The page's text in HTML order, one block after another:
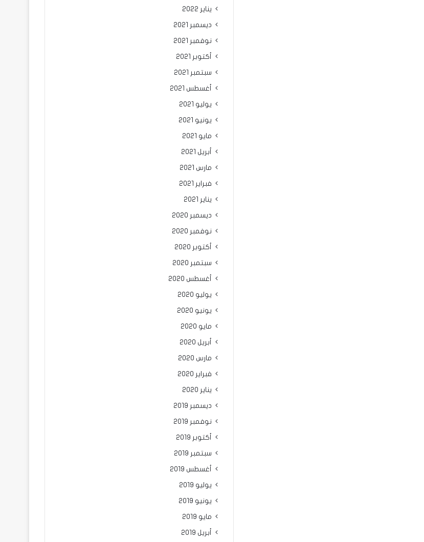
يناير 2022
ديسمبر 2021
نوفمبر 2021
أكتوبر 2021
سبتمبر 2021
أغسطس 2021
يوليو 2021
يونيو 2021
مايو 2021
أبريل 2021
مارس 2021
فبراير 2021
يناير 2021
ديسمبر 2020
نوفمبر 2020
أكتوبر 2020
سبتمبر 2020
أغسطس 2020
يوليو 2020
يونيو 2020
مايو 2020
أبريل 2020
مارس 2020
فبراير 2020
يناير 2020
ديسمبر 2019
نوفمبر 2019
أكتوبر 2019
سبتمبر 2019
أغسطس 2019
يوليو 2019
يونيو 2019
مايو 2019
أبريل 2019